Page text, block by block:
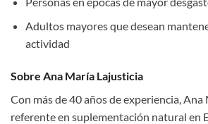
Adultos mayores que desean
actividad
Sobre Ana María Lajusticia
Con más de 40 años de experiencia,
referente en suplementación natural en